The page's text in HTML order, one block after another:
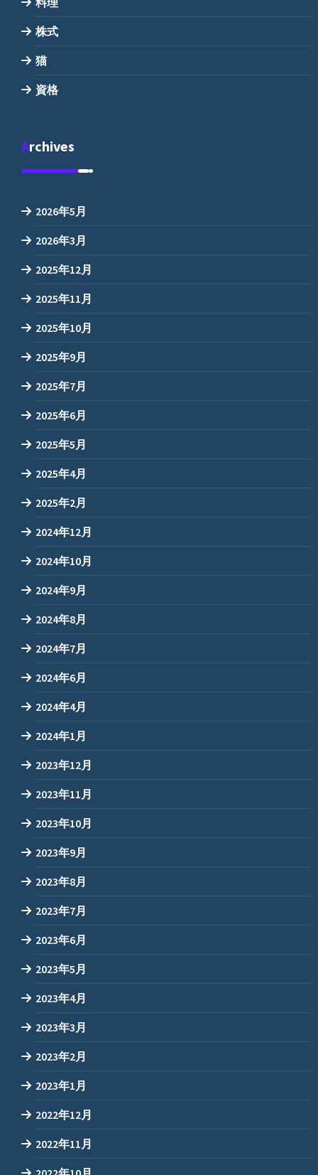
株式
猫
資格
Archives
2026年5月
2026年3月
2025年12月
2025年11月
2025年10月
2025年9月
2025年7月
2025年6月
2025年5月
2025年4月
2025年2月
2024年12月
2024年10月
2024年9月
2024年8月
2024年7月
2024年6月
2024年4月
2024年1月
2023年12月
2023年11月
2023年10月
2023年9月
2023年8月
2023年7月
2023年6月
2023年5月
2023年4月
2023年3月
2023年2月
2023年1月
2022年12月
2022年11月